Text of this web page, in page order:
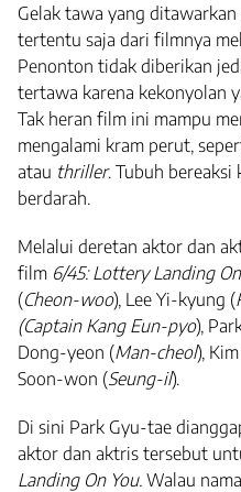
Gelak tawa yang
tertentu saja dari filmnya
Penonton tidak diberikan
tertawa karena kekonyolan
Tak heran film ini mampu
mengalami kram perut,
atau thriller. Tubuh bereaksi
berdarah.
Melalui deretan aktor dan
film 6/45: Lottery Landing
(Cheon-woo), Lee Yi-kyung (
(Captain Kang Eun-pyo),
Dong-yeon (Man-cheol),
Soon-won (Seung-il).
Di sini Park Gyu-tae
aktor dan aktris tersebut
Landing On You. Walau